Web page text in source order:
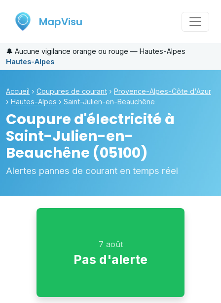
MapVisu
🔔 Aucune vigilance orange ou rouge — Hautes-Alpes
Hautes-Alpes
Accueil › Coupures de courant › Provence-Alpes-Côte d'Azur
› Hautes-Alpes › Saint-Julien-en-Beauchêne
Coupure d'électricité à
Saint-Julien-en-
Beauchêne (05100)
Alertes pannes de courant en temps réel
7 août
Pas d'alerte